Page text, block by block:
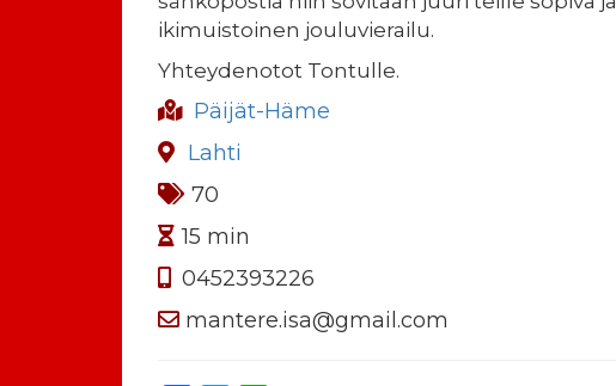
ikimuistoinen jouluvierailu.
Yhteydenotot Tontulle.
Päijät-Häme
Lahti
70
15 min
0452393226
mantere.isa@gmail.com